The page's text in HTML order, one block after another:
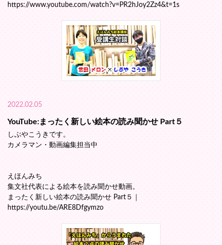
https://www.youtube.com/watch?v=PR2hJoy2Zz4&t=1s
2022.02.05
YouTube:まったく新しい絵本の読み聞かせ Part５
しぶやこうきです。
カメラマン・動画編集担当中
えほんみち
集文社代表による絵本を読み聞かせ動画。
まったく新しい絵本の読み聞かせ Part５｜
https://youtu.be/ARE8Dfgymzo